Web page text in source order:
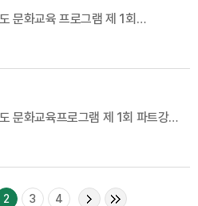
문화교육 프로그램 제 1회
문화교육프로그램 제 1회 파트강사
접시험 공고
2 3 4